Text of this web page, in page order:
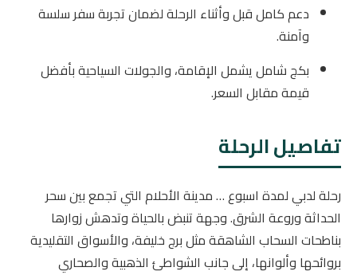
دعم كامل قبل وأثناء الرحلة لضمان تجربة سفر سلسة
وآمنة.
بكج شامل يشمل الإقامة، والجولات السياحية بأفضل
قيمة مقابل السعر.
تفاصيل الرحلة
رحلة لدبي لمدة اسبوع … مدينة الأحلام التي تجمع بين سحر
الحداثة وروعة الشرق. وجهة تنبض بالحياة وتدهش زوارها
بناطحات السحاب الشاهقة مثل برج خليفة، والأسواق التقليدية
بروائحها وألوانها، إلى جانب الشواطئ الذهبية والصحاري